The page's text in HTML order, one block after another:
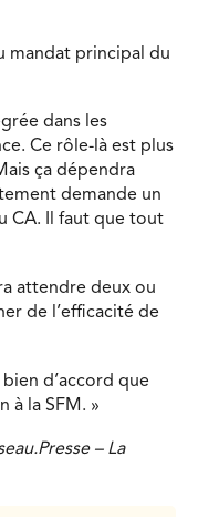
mandat principal du
dans les
Ce rôle-là est plus
ça dépendra
demande un
CA. Il faut que tout
attendre deux ou
de l’efficacité de
d’accord que
à la SFM. »
– La